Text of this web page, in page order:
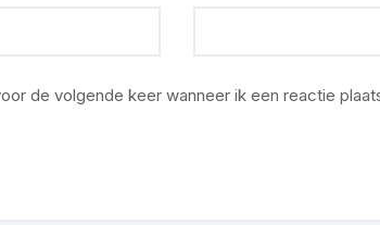
de volgende keer wanneer ik een reactie